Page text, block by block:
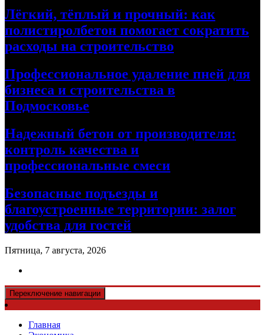
Лёгкий, тёплый и прочный: как
полистиролбетон помогает сократить
расходы на строительство
Профессиональное удаление пней для
бизнеса и строительства в
Подмосковье
Надежный бетон от производителя:
контроль качества и
профессиональные смеси
Безопасные подъезды и
благоустроенные территории: залог
удобства для гостей
Пятница, 7 августа, 2026
Переключение навигации
Главная